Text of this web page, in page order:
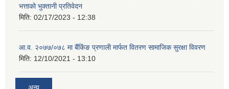
भत्ताको भुक्तानी प्रतिवेदन
मिति: 02/17/2023 - 12:38
आ.व. २०७७/०७८ मा बैंकिंङ प्रणाली मार्फत वितरण सामाजिक सुरक्षा विवरण
मिति: 12/10/2021 - 13:10
अन्य